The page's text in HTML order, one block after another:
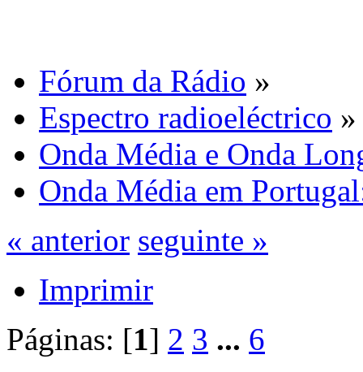
Fórum da Rádio »
Espectro radioeléctrico »
Onda Média e Onda
Onda Média em
« anterior seguinte »
Imprimir
Páginas: [1] 2 3 ... 6